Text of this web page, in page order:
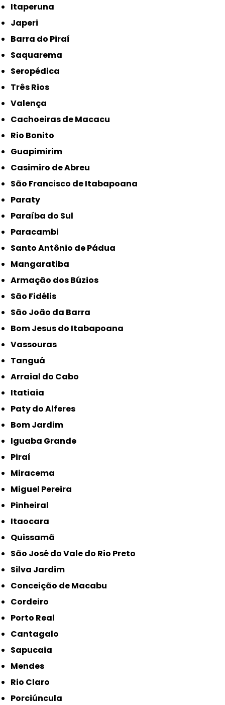
Itaperuna
Japeri
Barra do Piraí
Saquarema
Seropédica
Três Rios
Valença
Cachoeiras de Macacu
Rio Bonito
Guapimirim
Casimiro de Abreu
São Francisco de Itabapoana
Paraty
Paraíba do Sul
Paracambi
Santo Antônio de Pádua
Mangaratiba
Armação dos Búzios
São Fidélis
São João da Barra
Bom Jesus do Itabapoana
Vassouras
Tanguá
Arraial do Cabo
Itatiaia
Paty do Alferes
Bom Jardim
Iguaba Grande
Piraí
Miracema
Miguel Pereira
Pinheiral
Itaocara
Quissamã
São José do Vale do Rio Preto
Silva Jardim
Conceição de Macabu
Cordeiro
Porto Real
Cantagalo
Sapucaia
Mendes
Rio Claro
Porciúncula